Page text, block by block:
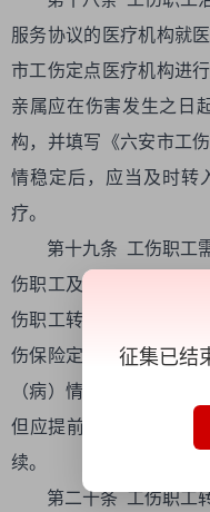
服务协议的医疗机构就
市工伤定点医疗机构进
亲属应在伤害发生之日
构，并填写《六安市工
情稳定后，应当及时转
疗。
第十九条 工伤职工
伤职工及其亲属向经办
伤职工转诊转院申请表
伤保险定点医疗机构审
（病）情紧急无法进行
但应提前向经办机构报
续。
第二十条 工伤职工
征集已结